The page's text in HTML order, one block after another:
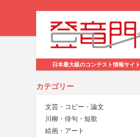
日本最大級のコンテスト情報サイト
カテゴリー
文芸・コピー・論文
川柳・俳句・短歌
絵画・アート